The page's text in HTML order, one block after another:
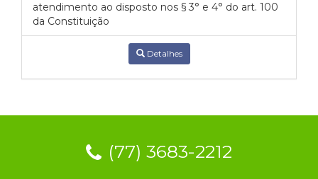
atendimento ao disposto nos § 3° e 4° do art. 100
da Constituição
Detalhes
(77) 3683-2212